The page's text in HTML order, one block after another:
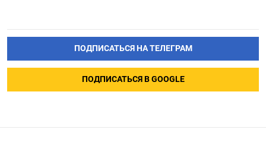
ПОДПИСАТЬСЯ НА ТЕЛЕГРАМ
ПОДПИСАТЬСЯ В GOOGLE